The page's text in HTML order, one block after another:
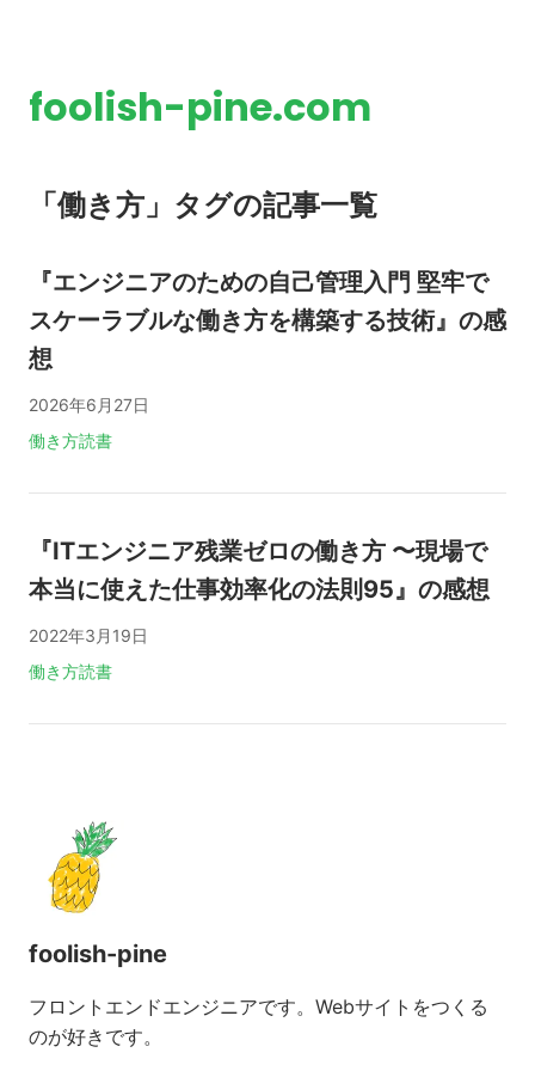
foolish-pine.com
「働き方」タグの記事一覧
『エンジニアのための自己管理入門 堅牢で
スケーラブルな働き方を構築する技術』の感
想
2026年6月27日
タグ:
働き方読書
『ITエンジニア残業ゼロの働き方 〜現場で
本当に使えた仕事効率化の法則95』の感想
2022年3月19日
タグ:
働き方読書
foolish-pine
フロントエンドエンジニアです。Webサイトをつくる
のが好きです。